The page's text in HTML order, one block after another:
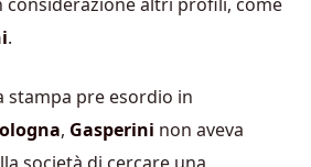
.
stampa pre esordio in
, Gasperini non aveva
società di cercare una